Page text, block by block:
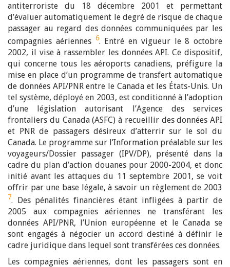
antiterroriste du 18 décembre 2001 et permettant
d’évaluer automatiquement le degré de risque de chaque
passager au regard des données communiquées par les
compagnies aériennes 6. Entré en vigueur le 8 octobre
2002, il vise à rassembler les données API. Ce dispositif,
qui concerne tous les aéroports canadiens, préfigure la
mise en place d’un programme de transfert automatique
de données API/PNR entre le Canada et les États-Unis. Un
tel système, déployé en 2003, est conditionné à l’adoption
d’une législation autorisant l’Agence des services
frontaliers du Canada (ASFC) à recueillir des données API
et PNR de passagers désireux d’atterrir sur le sol du
Canada. Le programme sur l’Information préalable sur les
voyageurs/Dossier passager (IPV/DP), présenté dans la
cadre du plan d’action douanes pour 2000-2004, et donc
initié avant les attaques du 11 septembre 2001, se voit
offrir par une base légale, à savoir un règlement de 2003
7. Des pénalités financières étant infligées à partir de
2005 aux compagnies aériennes ne transférant les
données API/PNR, l’Union européenne et le Canada se
sont engagés à négocier un accord destiné à définir le
cadre juridique dans lequel sont transférées ces données.
Les compagnies aériennes, dont les passagers sont en